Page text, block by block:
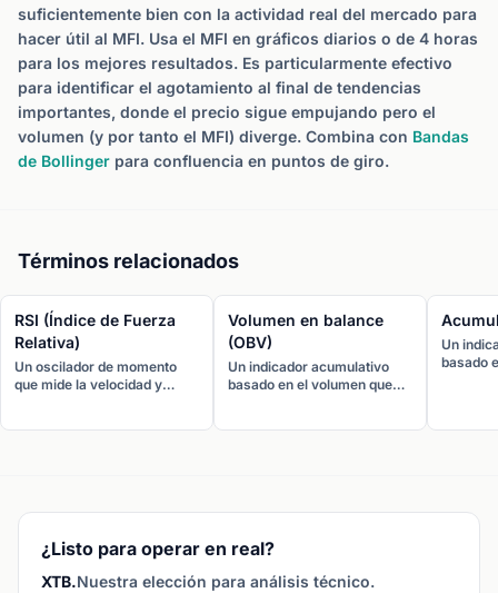
suficientemente bien con la actividad real del mercado para
hacer útil al MFI. Usa el MFI en gráficos diarios o de 4 horas
para los mejores resultados. Es particularmente efectivo
para identificar el agotamiento al final de tendencias
importantes, donde el precio sigue empujando pero el
volumen (y por tanto el MFI) diverge. Combina con Bandas
de Bollinger para confluencia en puntos de giro.
Términos relacionados
RSI (Índice de Fuerza
Relativa)
Un oscilador de momento
que mide la velocidad y
30 sugieren condiciones de
Volumen en balance
(OBV)
Un indicador acumulativo
basado en el volumen que
descenso confirma
divergencia entre OBV y
inminentes.
Un
basado
para
¿Listo para operar en real?
XTB.Nuestra elección para análisis técnico.